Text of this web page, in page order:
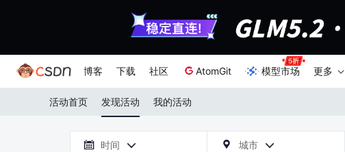
博客 下载 社区 AtomGit 模型市场 更多
活动首页 发现活动 我的活动
 时间   城市 